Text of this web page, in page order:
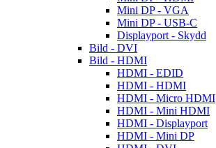
Mini DP - VGA
Mini DP - USB-C
Displayport - Skydd
Bild - DVI
Bild - HDMI
HDMI - EDID
HDMI - HDMI
HDMI - Micro HDMI
HDMI - Mini HDMI
HDMI - Displayport
HDMI - Mini DP